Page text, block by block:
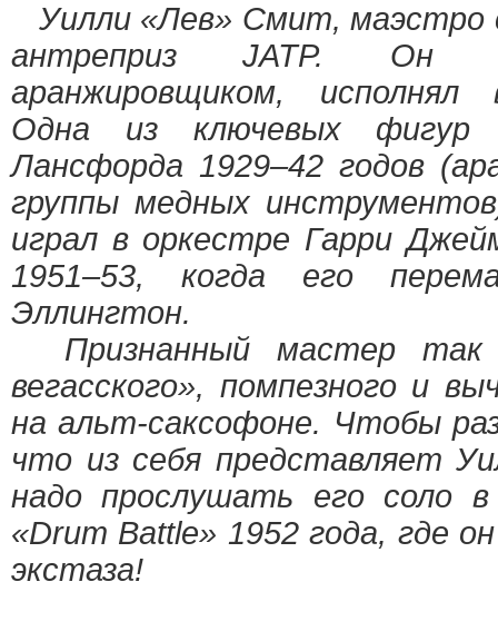
Уилли «Лев» Смит, маэстро
антреприз JATP. Он
аранжировщиком, исполнял
Одна из ключевых фигур
Лансфорда 1929–42 годов
группы медных
играл в оркестре Гарри
1951–53, когда его
Эллингтон.
Признанный мастер так
вегасского», помпезного и
на альт-саксофоне. Чтобы
что из себя представляет
надо прослушать его соло
«Drum Battle» 1952 года, где
экстаза!